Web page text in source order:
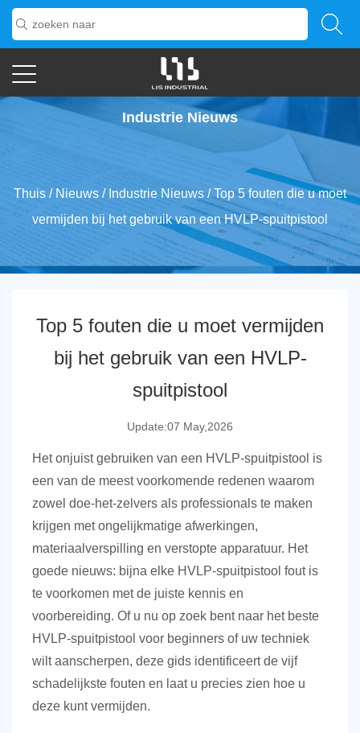
Industrie Nieuws
Thuis / Nieuws / Industrie Nieuws /Top 5 fouten die u moet
vermijden bij het gebruik van een HVLP-spuitpistool
Top 5 fouten die u moet vermijden
bij het gebruik van een HVLP-
spuitpistool
Update:07 May,2026
Het onjuist gebruiken van een HVLP-spuitpistool is
een van de meest voorkomende redenen waarom
zowel doe-het-zelvers als professionals te maken
krijgen met ongelijkmatige afwerkingen,
materiaalverspilling en verstopte apparatuur. Het
goede nieuws: bijna elke HVLP-spuitpistool fout is
te voorkomen met de juiste kennis en
voorbereiding. Of u nu op zoek bent naar het beste
HVLP-spuitpistool voor beginners of uw techniek
wilt aanscherpen, deze gids identificeert de vijf
schadelijkste fouten en laat u precies zien hoe u
deze kunt vermijden.